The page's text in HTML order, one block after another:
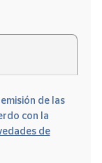
de las
con la
de